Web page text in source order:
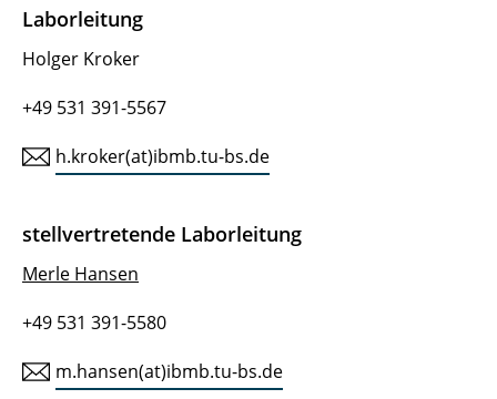
Laborleitung
Holger Kroker
+49 531 391-5567
h.kroker(at)ibmb.tu-bs.de
stellvertretende Laborleitung
Merle Hansen
+49 531 391-5580
m.hansen(at)ibmb.tu-bs.de